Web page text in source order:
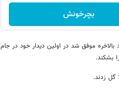
بچرخونش
۶ شکست را تجربه کرده بود بالاخره موفق شد در اولین دیدار خود در جام